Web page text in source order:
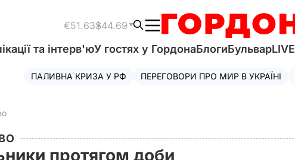
€51.63$44.69
та інтерв'юУ гостях у ГордонаБлогиБульварLIVE
ПАЛИВНА КРИЗА У РФ ПЕРЕГОВОРИ ПРО МИР В УКРАЇНІ
протягом доби